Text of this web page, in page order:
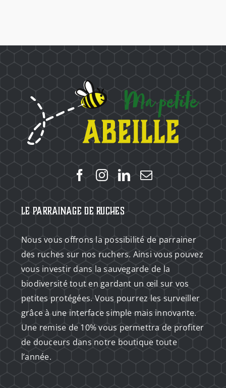
Le Parrainage de Ruches
Nous vous offrons la possibilité de parrainer
des ruches sur nos ruchers. Ainsi vous pouvez
vous investir dans la sauvegarde de la
biodiversité tout en gardant un œil sur vos
petites protégées. Vous pourrez les surveiller
grâce à une interface simple mais innovante.
Une remise de 10% vous permettra de profiter
de douceurs dans notre boutique toute
l’année.